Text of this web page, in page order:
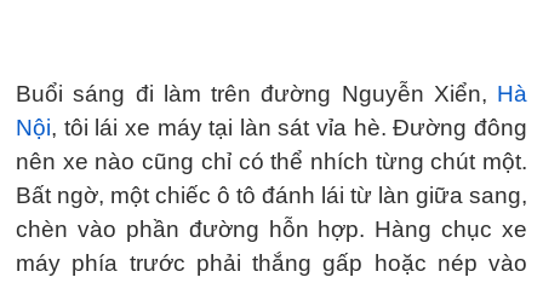
Buổi sáng đi làm trên đường Nguyễn Xiển, Hà
Nội, tôi lái xe máy tại làn sát vỉa hè. Đường đông
nên xe nào cũng chỉ có thể nhích từng chút một.
Bất ngờ, một chiếc ô tô đánh lái từ làn giữa sang,
chèn vào phần đường hỗn hợp. Hàng chục xe
máy phía trước phải thắng gấp hoặc nép vào